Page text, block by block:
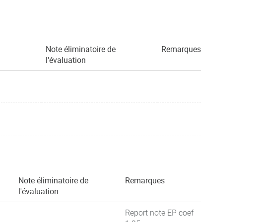
Note éliminatoire de
l'évaluation
Remarques
Note éliminatoire de
l'évaluation
Remarques
Report note EP coef